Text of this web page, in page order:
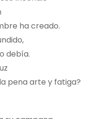
ha creado.
debía.
pena arte y fatiga?